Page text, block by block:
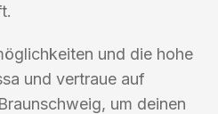
und die hohe
und vertraue auf
um deinen